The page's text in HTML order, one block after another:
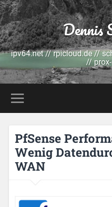
Dennis
ipv64.net // rpicloud.de //
//
PfSense
Wenig
WAN